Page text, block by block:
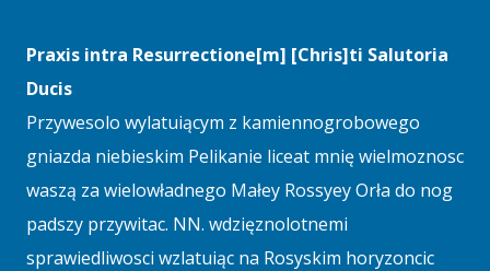
Praxis intra Resurrectione[m] [Chris]ti Salutoria
Ducis
Przywesolo wylatuiącym z kamiennogrobowego
gniazda niebieskim Pelikanie liceat mnię wielmoznosc
waszą za wielowładnego Małey Rossyey Orła do nog
padszy przywitac. NN. wdzięznolotnemi
sprawiedliwosci wzlatuiąc na Rosyskim horyzoncic